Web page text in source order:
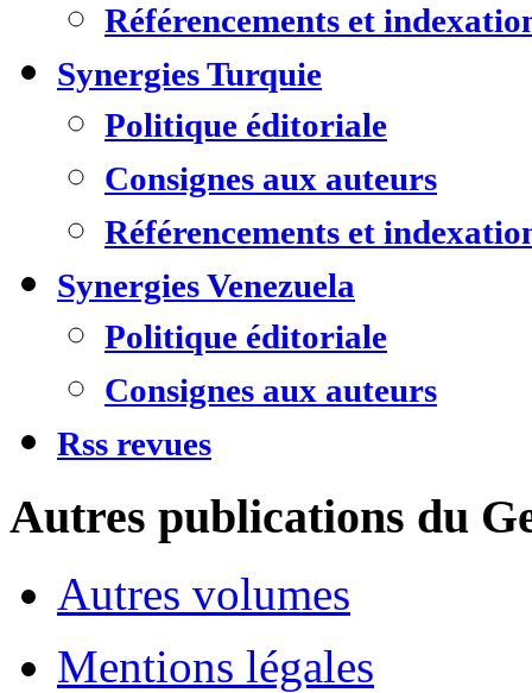
Référencements et
Synergies Turquie
Politique éditoriale
Consignes aux auteurs
Référencements et
Synergies Venezuela
Politique éditoriale
Consignes aux auteurs
Rss revues
Autres publications du
Autres volumes
Mentions légales